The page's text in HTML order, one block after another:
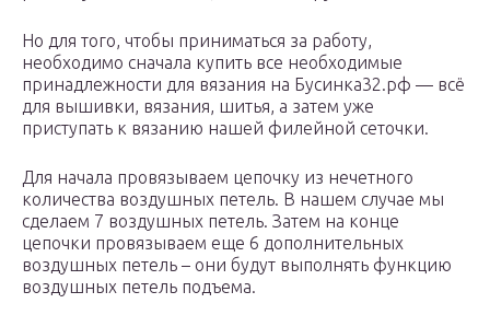
Но для того, чтобы приниматься за работу,
необходимо сначала купить все необходимые
принадлежности для вязания на Бусинка32.рф — всё
для вышивки, вязания, шитья, а затем уже
приступать к вязанию нашей филейной сеточки.
Для начала провязываем цепочку из нечетного
количества воздушных петель. В нашем случае мы
сделаем 7 воздушных петель. Затем на конце
цепочки провязываем еще 6 дополнительных
воздушных петель – они будут выполнять функцию
воздушных петель подъема.